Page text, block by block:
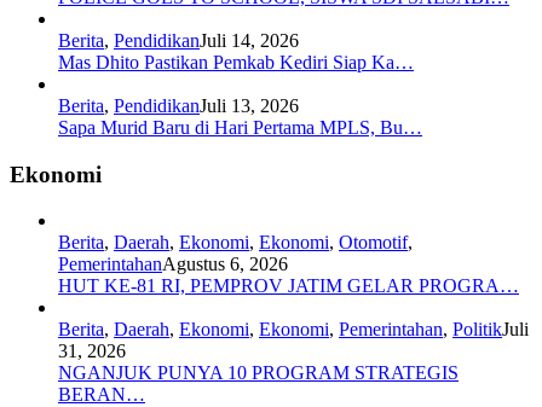
Berita, PendidikanJuli 14, 2026
Mas Dhito Pastikan Pemkab Kediri Siap Ka…
Berita, PendidikanJuli 13, 2026
Sapa Murid Baru di Hari Pertama MPLS, Bu…
Ekonomi
Berita, Daerah, Ekonomi, Ekonomi, Otomotif,
PemerintahanAgustus 6, 2026
HUT KE-81 RI, PEMPROV JATIM GELAR PROGRA…
Berita, Daerah, Ekonomi, Ekonomi, Pemerintahan, PolitikJuli
31, 2026
NGANJUK PUNYA 10 PROGRAM STRATEGIS
BERAN…